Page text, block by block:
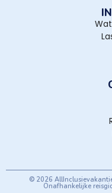
© 2026
Onafhankelijke